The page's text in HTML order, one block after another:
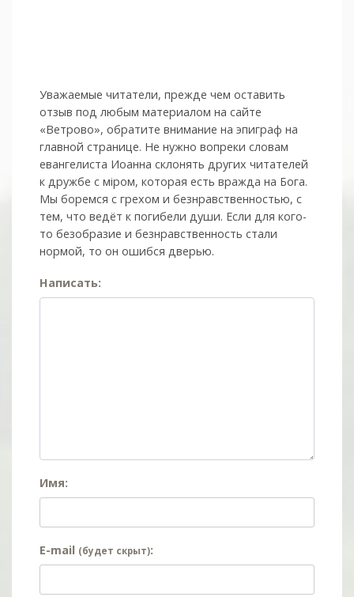
Уважаемые читатели, прежде чем оставить
отзыв под любым материалом на сайте
«Ветрово», обратите внимание на эпиграф на
главной странице. Не нужно вопреки словам
евангелиста Иоанна склонять других читателей
к дружбе с мiром, которая есть вражда на Бога.
Мы боремся с грехом и без­нрав­ствен­ностью, с
тем, что ведёт к погибели души. Если для кого-
то безобразие и безнравственность стали
нормой, то он ошибся дверью.
Написать:
Имя:
E-mail (будет скрыт):